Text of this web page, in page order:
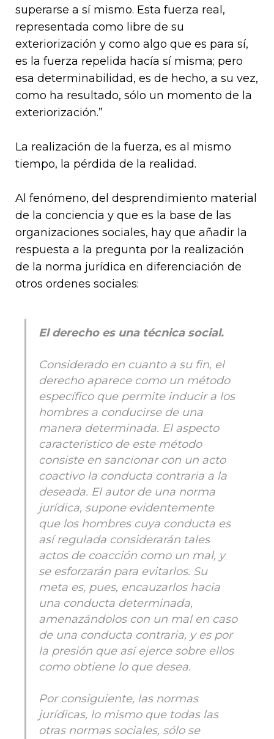
superarse a sí mismo. Esta fuerza real,
representada como libre de su
exteriorización y como algo que es para sí,
es la fuerza repelida hacía sí misma; pero
esa determinabilidad, es de hecho, a su vez,
como ha resultado, sólo un momento de la
exteriorización.”
La realización de la fuerza, es al mismo
tiempo, la pérdida de la realidad.
Al fenómeno, del desprendimiento material
de la conciencia y que es la base de las
organizaciones sociales, hay que añadir la
respuesta a la pregunta por la realización
de la norma jurídica en diferenciación de
otros ordenes sociales:
El derecho es una técnica social.
Considerado en cuanto a su fin, el
derecho aparece como un método
específico que permite inducir a los
hombres a conducirse de una
manera determinada. El aspecto
característico de este método
consiste en sancionar con un acto
coactivo la conducta contraria a la
deseada. El autor de una norma
jurídica, supone evidentemente
que los hombres cuya conducta es
así regulada considerarán tales
actos de coacción como un mal, y
se esforzarán para evitarlos. Su
meta es, pues, encauzarlos hacia
una conducta determinada,
amenazándolos con un mal en caso
de una conducta contraria, y es por
la presión que así ejerce sobre ellos
como obtiene lo que desea.
Por consiguiente, las normas
jurídicas, lo mismo que todas las
otras normas sociales, sólo se